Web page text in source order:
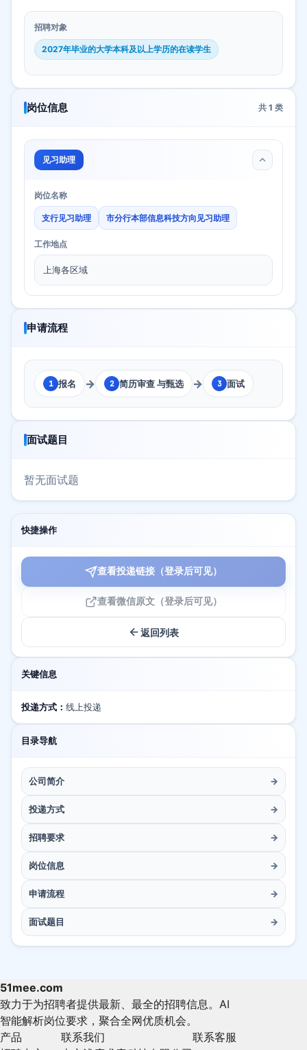
招聘对象
2027年毕业的大学本科及以上学历的在读学生
岗位信息 共 1 类
见习助理
岗位名称
支行见习助理 市分行本部信息科技方向见习助理
工作地点
上海各区域
申请流程
1 报名 → 2 简历审查 与甄选 → 3 面试
面试题目
暂无面试题
快捷操作
查看投递链接（登录后可见）
查看微信原文（登录后可见）
返回列表
关键信息
投递方式： 线上投递
目录导航
公司简介 →
投递方式 →
招聘要求 →
岗位信息 →
申请流程 →
面试题目 →
51mee.com
致力于为招聘者提供最新、最全的招聘信息。AI
智能解析岗位要求，聚合全网优质机会。
产品
联系我们
联系客服